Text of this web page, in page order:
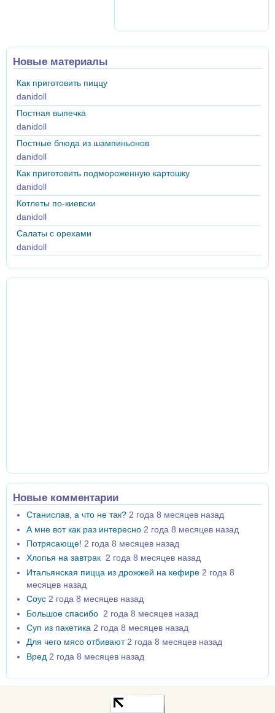
Новые материалы
Как приготовить пиццу
danidoll
Постная выпечка
danidoll
Постные блюда из шампиньонов
danidoll
Как приготовить подмороженную картошку
danidoll
Котлеты по-киевски
danidoll
Салаты с орехами
danidoll
Новые комментарии
Станислав, а что не так? 2 года 8 месяцев назад
А мне вот как раз интересно 2 года 8 месяцев назад
Потрясающе! 2 года 8 месяцев назад
Хлопья на завтрак 2 года 8 месяцев назад
Итальянская пицца из дрожжей на кефире 2 года 8
месяцев назад
Соус 2 года 8 месяцев назад
Большое спасибо 2 года 8 месяцев назад
Суп из пакетика 2 года 8 месяцев назад
Для чего мясо отбивают 2 года 8 месяцев назад
Вред 2 года 8 месяцев назад